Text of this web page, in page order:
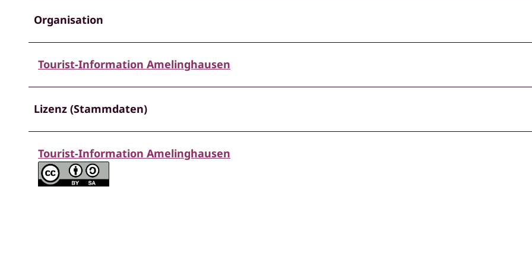
Organisation
Tourist-Information Amelinghausen
Lizenz (Stammdaten)
Tourist-Information Amelinghausen